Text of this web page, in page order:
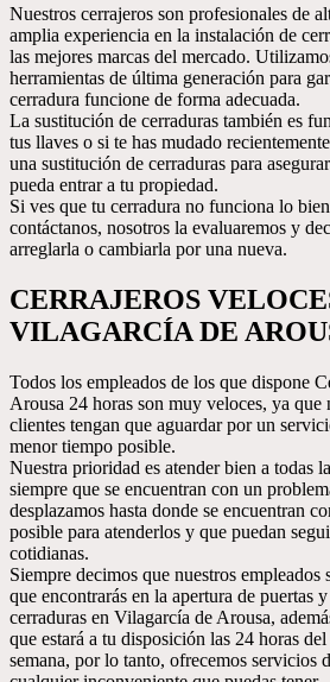
Nuestros cerrajeros son profesionales de
amplia experiencia en la instalación de
las mejores marcas del mercado.
herramientas de última generación para
cerradura funcione de forma adecuada.
La sustitución de cerraduras también es
tus llaves o si te has mudado
una sustitución de cerraduras para
pueda entrar a tu propiedad.
Si ves que tu cerradura no funciona lo
contáctanos, nosotros la evaluaremos y
arreglarla o cambiarla por una nueva.
CERRAJEROS
VILAGARCÍA DE
Todos los empleados de los que dispone
Arousa 24 horas son muy veloces, ya que
clientes tengan que aguardar por un
menor tiempo posible.
Nuestra prioridad es atender bien a todas
siempre que se encuentran con un
desplazamos hasta donde se encuentran
posible para atenderlos y que puedan
cotidianas.
Siempre decimos que nuestros empleados
que encontrarás en la apertura de puertas
cerraduras en Vilagarcía de Arousa,
que estará a tu disposición las 24 horas
semana, por lo tanto, ofrecemos servicios